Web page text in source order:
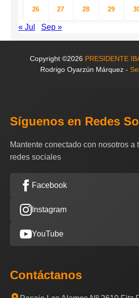
26 27 28 29
« Jul Sep »
Copyright ©2026 PRESIDENTE
Rodrigo Oyarzún Márquez -
Síguenos en Redes
Mantente conectado con nosotros a
redes sociales
Facebook
Instagram
YouTube
Contáctanos